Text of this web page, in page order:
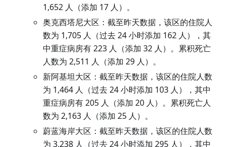
1,652 人（添加 17 人）。
奥克西塔尼大区：截至昨天数据，该区的住院人
数为 1,705 人（过去 24 小时添加 162 人），其
中重症病房有 223 人（添加 32 人）。累积死亡
人数为 2,511 人（添加 29 人）。
新阿基坦大区：截至昨天数据，该区的住院人数
为 1,464 人（过去 24 小时添加 103 人），其中
重症病房有 205 人（添加 20 人）。累积死亡人
数为 2,163 人（添加 25 人）。
蔚蓝海岸大区：截至昨天数据，该区的住院人数
为 3,238 人（过去 24 小时添加 295 人），其中